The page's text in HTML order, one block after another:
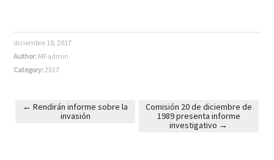
diciembre 18, 2017
Author: MFadmin
Category:2017
Post navigation
← Rendirán informe sobre la
invasión
Comisión 20 de diciembre de
1989 presenta informe
investigativo →